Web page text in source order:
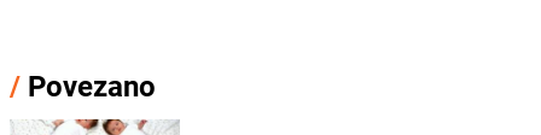
/ Povezano